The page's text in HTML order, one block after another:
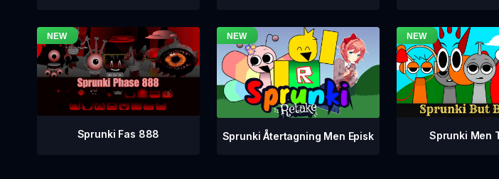
Sprunki Fas 888 Sprunki Återtagning Men Episk Sprunki Men